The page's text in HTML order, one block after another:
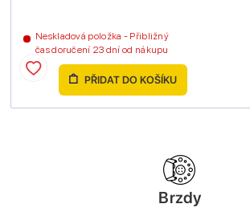
Neskladová položka - Přibližný
čas doručení 23 dní od nákupu
PŘIDAT DO KOŠÍKU
Brzdy